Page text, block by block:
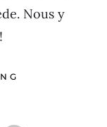
Nous y